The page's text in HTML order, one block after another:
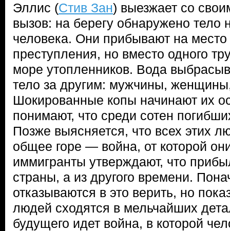
Эллис (Стив Зан) выезжает со
вызов: на берегу обнаружено тело
человека. Они прибывают на место
преступления, но вместо одного
море утопленников. Вода
тело за другим: мужчины,
Шокированные копы начинают их
понимают, что среди сотен
Позже выясняется, что всех этих
общее горе — война, от которой
иммигранты утверждают, что
страны, а из другого времени.
отказываются в это верить, но
людей сходятся в мельчайших
будущего идет война, в которой